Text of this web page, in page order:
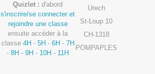
Quizlet : d'abord
s'inscrire/se connecter et
rejoindre une classe
ensuite accéder à la
classe 4H - 5H - 6H - 7H
- 8H - 9H - 10H - 11H
Urech
St-Loup 10
CH-1318
POMPAPLES